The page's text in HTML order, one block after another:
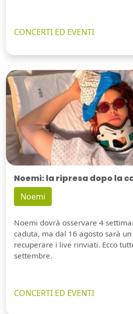
CONCERTI ED EVENTI
Noemi: la ripresa dopo la
Noemi
Noemi dovrà osservare 4
caduta, ma dal 16 agosto sarà
recuperare i live rinviati. Ecco
settembre.
CONCERTI ED EVENTI